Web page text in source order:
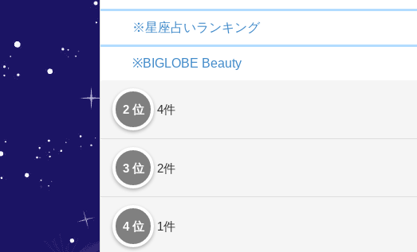
※星座占いランキング
※BIGLOBE Beauty
2 位 4件
3 位 2件
4 位 1件